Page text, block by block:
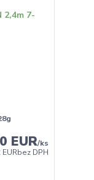
EUR/ks
EURbez DPH